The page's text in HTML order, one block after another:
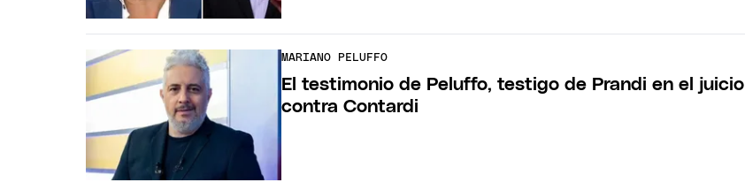
MARIANO PELUFFO
El testimonio de Peluffo, testigo de Prandi en el juicio
contra Contardi